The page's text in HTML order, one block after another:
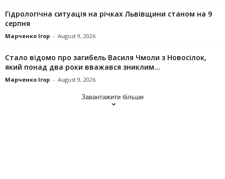
Гідрологічна ситуація на річках Львівщини станом на 9
серпня
Марченко Ігор - August 9, 2026
Стало відомо про загибель Василя Чмоли з Новосілок,
який понад два роки вважався зниклим...
Марченко Ігор - August 9, 2026
Завантажити більше